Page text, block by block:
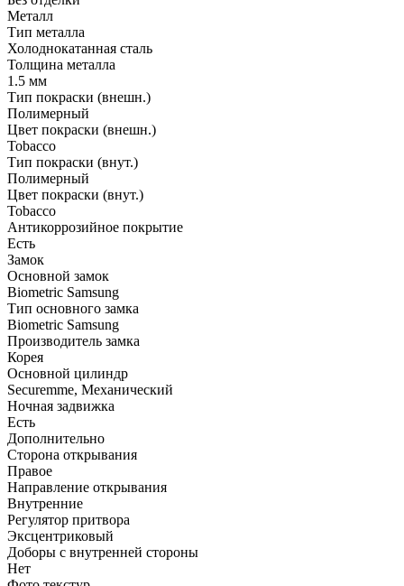
Металл
Тип металла
Холоднокатанная сталь
Толщина металла
1.5 мм
Тип покраски (внешн.)
Полимерный
Цвет покраски (внешн.)
Tobacco
Тип покраски (внут.)
Полимерный
Цвет покраски (внут.)
Tobacco
Антикоррозийное покрытие
Есть
Замок
Основной замок
Biometric Samsung
Тип основного замка
Biometric Samsung
Производитель замка
Корея
Основной цилиндр
Securemme, Механический
Ночная задвижка
Есть
Дополнительно
Сторона открывания
Правое
Направление открывания
Внутренние
Регулятор притвора
Эксцентриковый
Доборы с внутренней стороны
Нет